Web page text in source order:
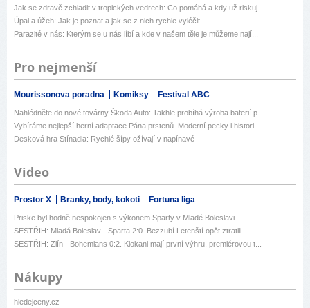
Jak se zdravě zchladit v tropických vedrech: Co pomáhá a kdy už riskuj...
Úpal a úžeh: Jak je poznat a jak se z nich rychle vyléčit
Parazité v nás: Kterým se u nás líbí a kde v našem těle je můžeme nají...
Pro nejmenší
Mourissonova poradna Komiksy Festival ABC
Nahlédněte do nové továrny Škoda Auto: Takhle probíhá výroba baterií p...
Vybíráme nejlepší herní adaptace Pána prstenů. Moderní pecky i histori...
Desková hra Stínadla: Rychlé šípy ožívají v napínavé
Video
Prostor X Branky, body, kokoti Fortuna liga
Priske byl hodně nespokojen s výkonem Sparty v Mladé Boleslavi
SESTŘIH: Mladá Boleslav - Sparta 2:0. Bezzubí Letenští opět ztratili. ...
SESTŘIH: Zlín - Bohemians 0:2. Klokani mají první výhru, premiérovou t...
Nákupy
hledejceny.cz